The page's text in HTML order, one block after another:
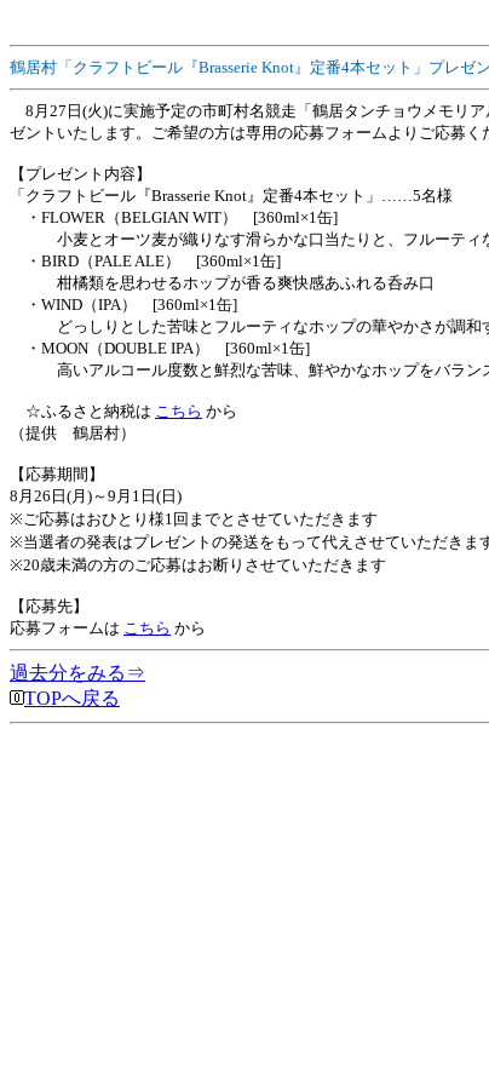
鶴居村「クラフトビール『Brasserie Knot』定番4本セット」プレゼ
8月27日(火)に実施予定の市町村名競走「鶴居タンチョウメモリ
ゼントいたします。ご希望の方は専用の応募フォームよりご応募く
【プレゼント内容】
「クラフトビール『Brasserie Knot』定番4本セット」……5名様
・FLOWER（BELGIAN WIT） [360ml×1缶]
小麦とオーツ麦が織りなす滑らかな口当たりと、フルーティ
・BIRD（PALE ALE） [360ml×1缶]
柑橘類を思わせるホップが香る爽快感あふれる呑み口
・WIND（IPA） [360ml×1缶]
どっしりとした苦味とフルーティなホップの華やかさが調和
・MOON（DOUBLE IPA） [360ml×1缶]
高いアルコール度数と鮮烈な苦味、鮮やかなホップをバラン
☆ふるさと納税は こちら から
（提供 鶴居村）
【応募期間】
8月26日(月)～9月1日(日)
※ご応募はおひとり様1回までとさせていただきます
※当選者の発表はプレゼントの発送をもって代えさせていただきま
※20歳未満の方のご応募はお断りさせていただきます
【応募先】
応募フォームは こちら から
過去分をみる⇒
TOPへ戻る